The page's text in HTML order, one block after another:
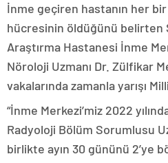
İnme geçiren hastanın her
hücresinin öldüğünü belirten
Araştırma Hastanesi İnme
Nöroloji Uzmanı Dr. Zülfikar
vakalarında zamanla yarışı
“İnme Merkezi’miz 2022
Radyoloji Bölüm Sorumlusu
birlikte ayın 30 gününü 2’ye